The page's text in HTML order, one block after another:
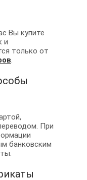
Вы купите
и
только от
.
При
банковским